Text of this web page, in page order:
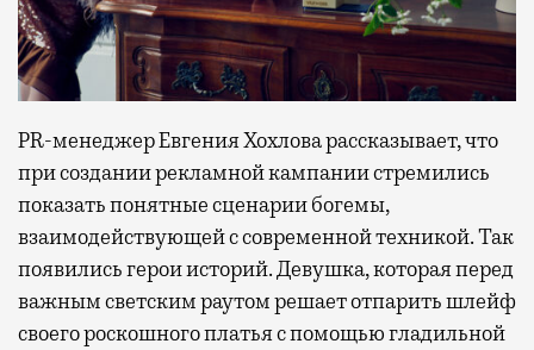
PR-менеджер Евгения Хохлова рассказывает, что
при создании рекламной кампании стремились
показать понятные сценарии богемы,
взаимодействующей с современной техникой. Так
появились герои историй. Девушка, которая перед
важным светским раутом решает отпарить шлейф
своего роскошного платья с помощью гладильной